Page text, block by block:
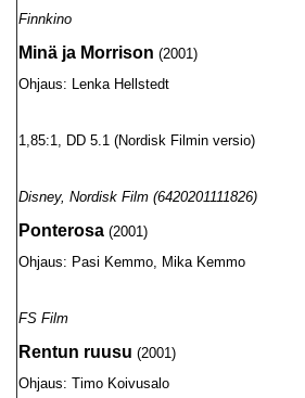
Finnkino
Minä ja Morrison (2001)
Ohjaus: Lenka Hellstedt
1,85:1, DD 5.1 (Nordisk Filmin versio)
Disney, Nordisk Film (6420201111826)
Ponterosa (2001)
Ohjaus: Pasi Kemmo, Mika Kemmo
FS Film
Rentun ruusu (2001)
Ohjaus: Timo Koivusalo